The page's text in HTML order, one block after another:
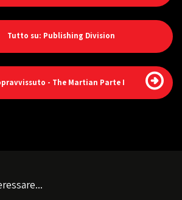
Tutto su: Publishing Division
- The Martian Parte I